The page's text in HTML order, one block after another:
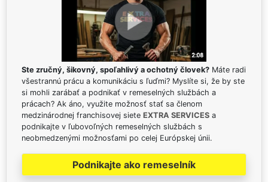
Ste zručný, šikovný, spoľahlivý a ochotný človek? Máte radi
všestrannú prácu a komunikáciu s ľuďmi? Myslíte si, že by ste
si mohli zarábať a podnikať v remeselných službách a
prácach? Ak áno, využite možnosť stať sa členom
medzinárodnej franchisovej siete EXTRA SERVICES a
podnikajte v ľubovoľných remeselných službách s
neobmedzenými možnosťami po celej Európskej únii.
Podnikajte ako remeselník